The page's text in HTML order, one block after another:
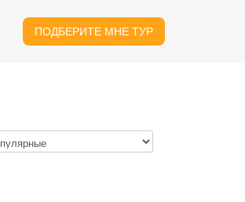
ПОДБЕРИТЕ МНЕ ТУР